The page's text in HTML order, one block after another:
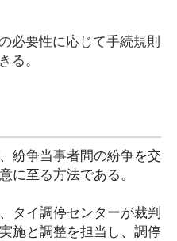
必要性に応じて手続規則
る。
紛争当事者間の紛争を交
に至る方法である。
タイ調停センターが裁判
施と調整を担当し、調停